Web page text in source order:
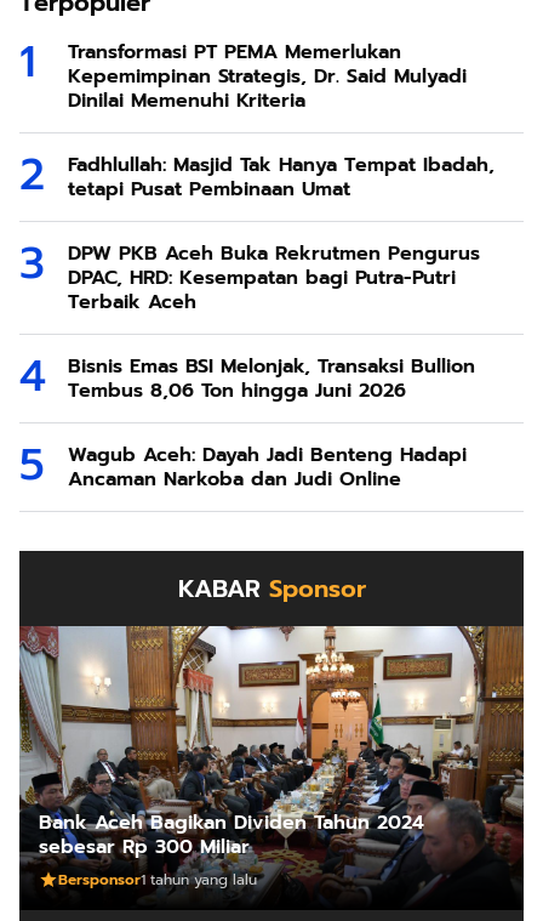
Transformasi PT PEMA Memerlukan
Kepemimpinan Strategis, Dr. Said Mulyadi
Dinilai Memenuhi Kriteria
Fadhlullah: Masjid Tak Hanya Tempat Ibadah,
tetapi Pusat Pembinaan Umat
DPW PKB Aceh Buka Rekrutmen Pengurus
DPAC, HRD: Kesempatan bagi Putra-Putri
Terbaik Aceh
Bisnis Emas BSI Melonjak, Transaksi Bullion
Tembus 8,06 Ton hingga Juni 2026
Wagub Aceh: Dayah Jadi Benteng Hadapi
Ancaman Narkoba dan Judi Online
KABAR Sponsor
Bank Aceh Bagikan Dividen Tahun 2024
sebesar Rp 300 Miliar
Bersponsor1 tahun yang lalu